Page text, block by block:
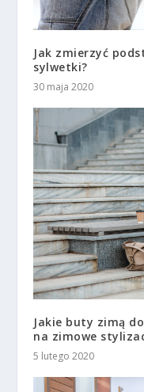
Jak zmierzyć
sylwetki?
30 maja 2020
Jakie buty zimą
na zimowe
5 lutego 2020